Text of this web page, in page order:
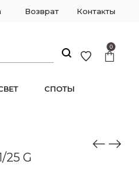
Возврат Контакты
0
СПОТЫ
25 G